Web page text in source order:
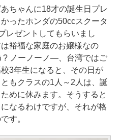
ちゃんに18才の誕生日プレ
ったホンダの50ccスクータ
レゼントしてもらいまし
裕福な家庭のお嬢様なの
? ノーノーノ―、台湾ではご
3年生になると、その日が
もクラスの1人～2人は、誕
めに休みます。そうすると
なるわけですが、それが格
す。